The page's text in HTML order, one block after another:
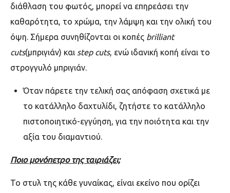
διάθλαση του φωτός, μπορεί να επηρεάσει την
καθαρότητα, το χρώμα, την λάμψη και την ολική του
όψη. Σήμερα συνηθίζονται οι κοπές brilliant
cuts(μπριγιάν) και step cuts, ενώ ιδανική κοπή είναι το
στρογγυλό μπριγιάν.
Όταν πάρετε την τελική σας απόφαση σχετικά με
το κατάλληλο δαχτυλίδι, ζητήστε το κατάλληλο
πιστοποιητικό-εγγύηση, για την ποιότητα και την
αξία του διαμαντιού.
Ποιο μονόπετρο της ταιριάζει;
Το στυλ της κάθε γυναίκας, είναι εκείνο που ορίζει